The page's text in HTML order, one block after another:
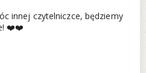
innej czytelniczce, będziemy
❤️❤️